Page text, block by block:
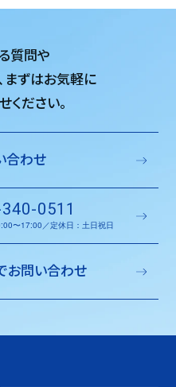
質問や
まずはお気軽に
ください。
合わせ
0511
〜17:00／定休日：土日祝日
お問い合わせ